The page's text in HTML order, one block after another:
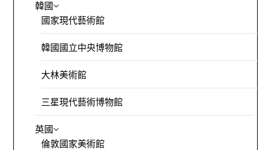
韓國
國家現代藝術館
韓國國立中央博物館
大林美術館
三星現代藝術博物館
英國
倫敦國家美術館